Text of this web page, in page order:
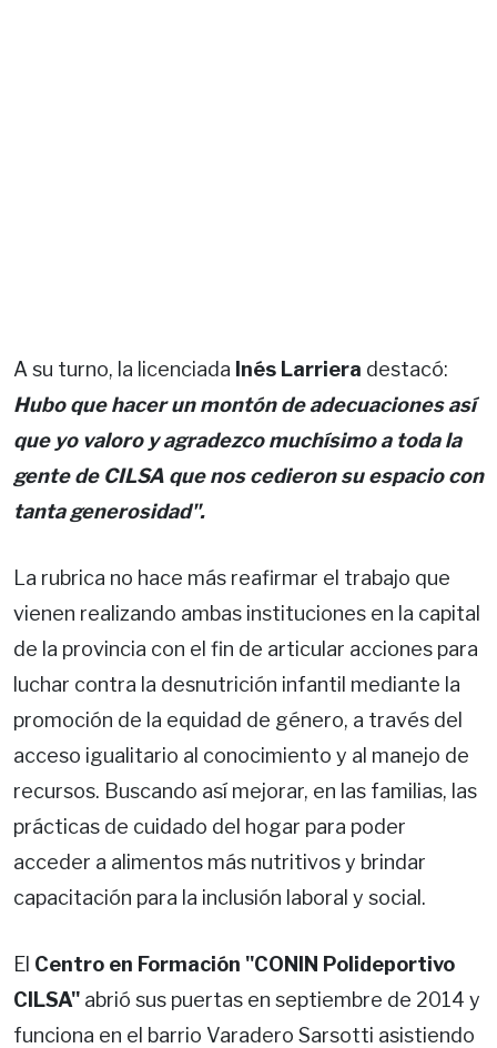
A su turno, la licenciada Inés Larriera destacó:
Hubo que hacer un montón de adecuaciones así
que yo valoro y agradezco muchísimo a toda la
gente de CILSA que nos cedieron su espacio con
tanta generosidad".
La rubrica no hace más reafirmar el trabajo que
vienen realizando ambas instituciones en la capital
de la provincia con el fin de articular acciones para
luchar contra la desnutrición infantil mediante la
promoción de la equidad de género, a través del
acceso igualitario al conocimiento y al manejo de
recursos. Buscando así mejorar, en las familias, las
prácticas de cuidado del hogar para poder
acceder a alimentos más nutritivos y brindar
capacitación para la inclusión laboral y social.
El Centro en Formación "CONIN Polideportivo
CILSA" abrió sus puertas en septiembre de 2014 y
funciona en el barrio Varadero Sarsotti asistiendo